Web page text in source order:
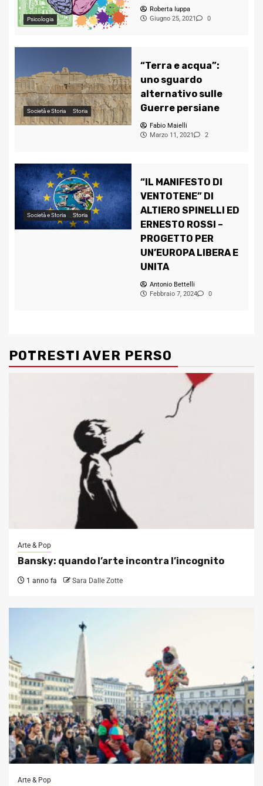
Psicologia
Roberta Iuppa
Giugno 25, 2021
0
Società e Storia Storia
“Terra e acqua”:
uno sguardo
alternativo sulle
Guerre persiane
Fabio Maielli
Marzo 11, 2021
2
Società e Storia Storia
“IL MANIFESTO DI
VENTOTENE” DI
ALTIERO SPINELLI ED
ERNESTO ROSSI –
PROGETTO PER
UN’EUROPA LIBERA E
UNITA
Antonio Bettelli
Febbraio 7, 2024
0
POTRESTI AVER PERSO
Arte & Pop
Bansky: quando l’arte incontra l’incognito
1 anno fa Sara Dalle Zotte
Arte & Pop